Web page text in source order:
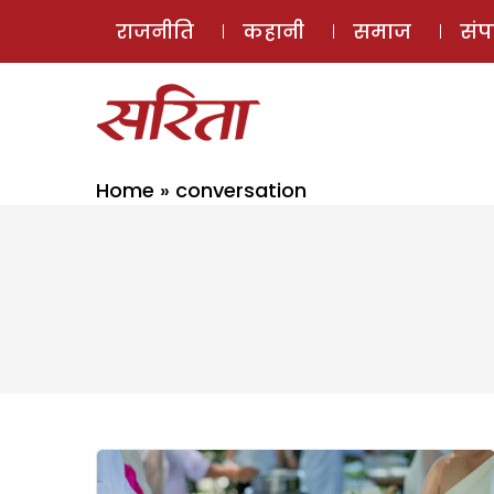
राजनीति कहानी समाज
Home » conversation